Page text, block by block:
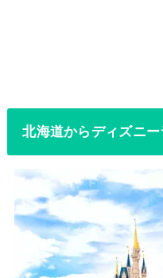
北海道からディズニー